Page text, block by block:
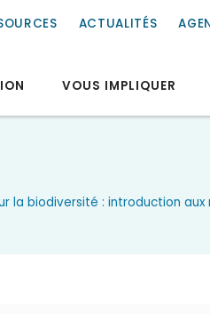
ACTUALITÉS
VOUS IMPLIQUER
la biodiversité : introduction